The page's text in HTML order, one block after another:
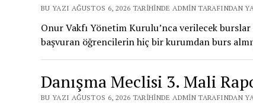
BU YAZI AĞUSTOS 6, 2026 TARIHINDE ADMIN TARAFINDAN
Onur Vakfı Yönetim Kurulu’nca verilecek
başvuran öğrencilerin hiç bir kurumdan burs
Danışma Meclisi 3. Mali
BU YAZI AĞUSTOS 6, 2026 TARIHINDE ADMIN TARAFINDAN